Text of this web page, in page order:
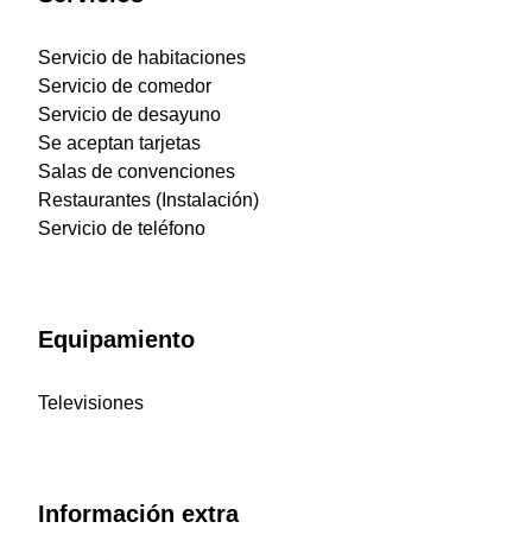
Servicio de habitaciones
Servicio de comedor
Servicio de desayuno
Se aceptan tarjetas
Salas de convenciones
Restaurantes (Instalación)
Servicio de teléfono
Equipamiento
Televisiones
Información extra